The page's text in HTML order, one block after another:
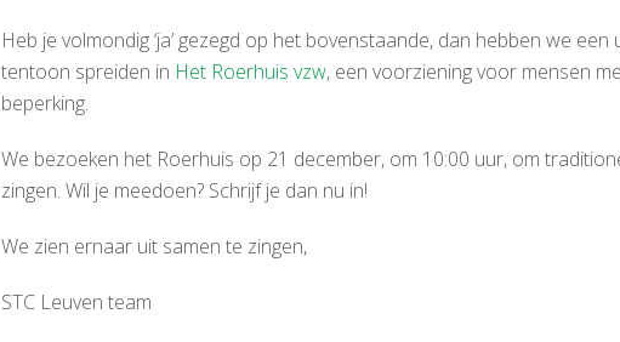
Heb je volmondig ‘ja’ gezegd op het bovenstaande, dan hebben we
tentoon spreiden in Het Roerhuis vzw, een voorziening voor mensen
beperking.
We bezoeken het Roerhuis op 21 december, om 10:00 uur, om
zingen. Wil je meedoen? Schrijf je dan nu in!
We zien ernaar uit samen te zingen,
STC Leuven team